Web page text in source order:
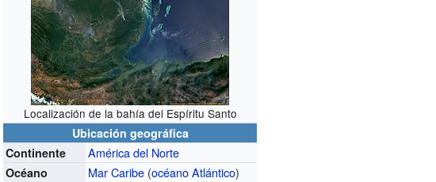
Localización de la bahía del Espíritu Santo
Ubicación geográfica
Continente
América del Norte
Océano Mar Caribe (océano Atlántico)